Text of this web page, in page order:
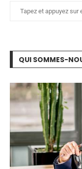
QUI SOMMES-